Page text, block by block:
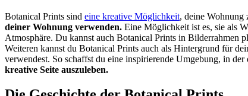
Botanical Prints sind eine kreative Möglichkeit, deine Wohnung
deiner Wohnung verwenden. Eine Möglichkeit ist es, sie als
Atmosphäre. Du kannst auch Botanical Prints in Bilderrahmen
Weiteren kannst du Botanical Prints auch als Hintergrund für
verwendest. So schaffst du eine inspirierende Umgebung, in
kreative Seite auszuleben.